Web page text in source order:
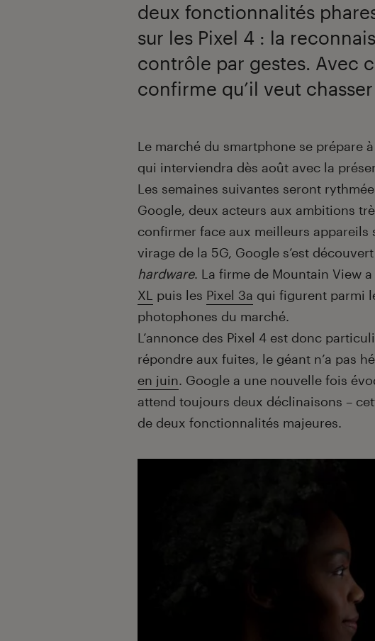
deux fonctionnalités
sur les Pixel 4 : la
contrôle par gestes. Avec
confirme qu’il veut
Introduction
Le marché du smartphone se prépare
qui interviendra dès août avec la
Les semaines suivantes seront
Google, deux acteurs aux ambitions
confirmer face aux meilleurs appareils
virage de la 5G, Google s’est
hardware. La firme de Mountain View
XL puis les Pixel 3a qui figurent parmi
photophones du marché.
L’annonce des Pixel 4 est donc
répondre aux fuites, le géant n’a pas
en juin. Google a une nouvelle fois
attend toujours deux déclinaisons –
de deux fonctionnalités majeures.